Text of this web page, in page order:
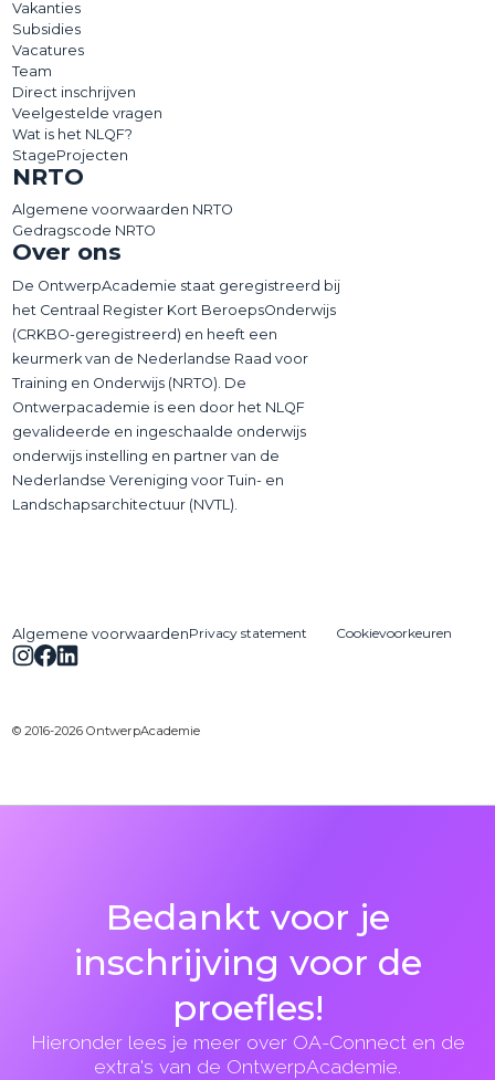
Vakanties
Subsidies
Vacatures
Team
Direct inschrijven
Veelgestelde vragen
Wat is het NLQF?
StageProjecten
NRTO
Algemene voorwaarden NRTO
Gedragscode NRTO
Over ons
De OntwerpAcademie staat geregistreerd bij
het Centraal Register Kort BeroepsOnderwijs
(CRKBO-geregistreerd) en heeft een
keurmerk van de Nederlandse Raad voor
Training en Onderwijs (NRTO). De
Ontwerpacademie is een door het NLQF
gevalideerde en ingeschaalde onderwijs
onderwijs instelling en partner van de
Nederlandse Vereniging voor Tuin- en
Landschapsarchitectuur (NVTL).
Algemene voorwaardenPrivacy statement Cookievoorkeuren
© 2016-2026 OntwerpAcademie
Bedankt voor je
inschrijving voor de
proefles!
Hieronder lees je meer over OA-Connect en de
extra's van de OntwerpAcademie.